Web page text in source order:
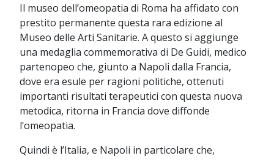
Il museo dell’omeopatia di Roma ha affidato con
prestito permanente questa rara edizione al
Museo delle Arti Sanitarie. A questo si aggiunge
una medaglia commemorativa di De Guidi, medico
partenopeo che, giunto a Napoli dalla Francia,
dove era esule per ragioni politiche, ottenuti
importanti risultati terapeutici con questa nuova
metodica, ritorna in Francia dove diffonde
l’omeopatia.
Quindi è l’Italia, e Napoli in particolare che,